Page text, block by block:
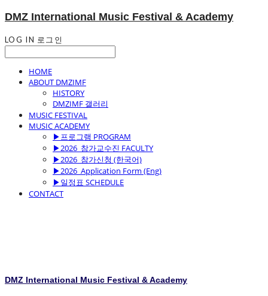
DMZ International Music Festival & Academy
LOG IN 로그인
HOME
ABOUT DMZIMF
HISTORY
DMZIMF 갤러리
MUSIC FESTIVAL
MUSIC ACADEMY
▶프로그램 PROGRAM
▶2026_참가교수진 FACULTY
▶2026_참가신청 (한국어)
▶2026_Application Form (Eng)
▶일정표 SCHEDULE
CONTACT
DMZ International Music Festival & Academy